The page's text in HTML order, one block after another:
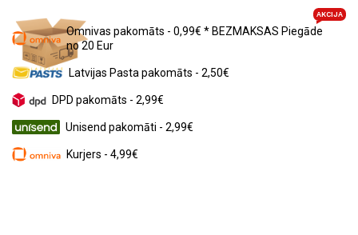
Omnivas pakomāts - 0,99€ * BEZMAKSAS Piegāde
no 20 Eur
AKCIJA
Latvijas Pasta pakomāts - 2,50€
DPD pakomāts - 2,99€
Unisend pakomāti - 2,99€
Kurjers - 4,99€